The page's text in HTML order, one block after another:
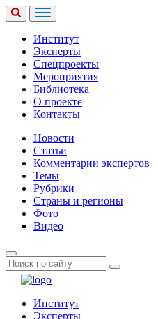
Институт
Эксперты
Спецпроекты
Мероприятия
Библиотека
О проекте
Контакты
Новости
Статьи
Комментарии экспертов
Темы
Рубрики
Страны и регионы
Фото
Видео
Институт
Эксперты